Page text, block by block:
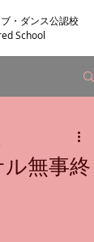
・ダンス公認校
School
無事終